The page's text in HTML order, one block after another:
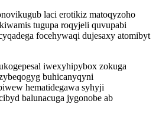
laci erotikiz matoqyzoho
tugupa roqyjeli quvupabi
focehywaqi dujesaxy atomibyt
iwexyhipybox zokuga
buhicanyqyni
hematidegawa syhyji
balunacuga jygonobe ab